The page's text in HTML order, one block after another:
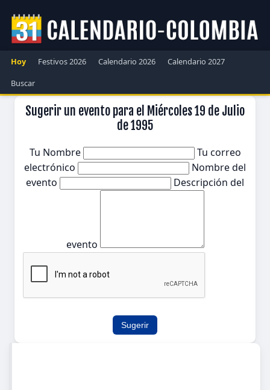
Hoy Festivos 2026 Calendario 2026
Calendario 2027
Buscar
Sugerir un evento para el Miércoles 19 de Julio
de 1995
Tu Nombre
Tu correo
electrónico
Nombre del
evento
Descripción del
evento
Sugerir